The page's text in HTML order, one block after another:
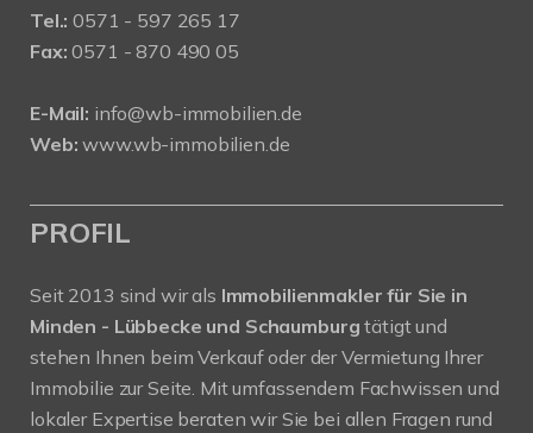
Tel.: 0571 - 597 265 17
Fax: 0571 - 870 490 05
E-Mail: info@wb-immobilien.de
Web: www.wb-immobilien.de
PROFIL
Seit 2013 sind wir als Immobilienmakler für Sie in
Minden - Lübbecke und Schaumburgtätigt und
stehen Ihnen beim Verkauf oder der Vermietung Ihrer
Immobilie zur Seite. Mit umfassendem Fachwissen und
lokaler Expertise beraten wir Sie bei allen Fragen rund